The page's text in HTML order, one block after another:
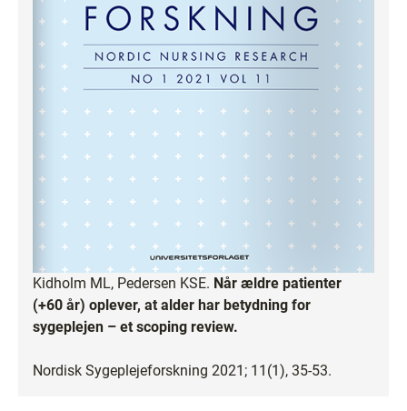
Kidholm ML, Pedersen KSE. Når ældre patienter
(+60 år) oplever, at alder har betydning for
sygeplejen – et scoping review.
Nordisk Sygeplejeforskning 2021; 11(1), 35-53.